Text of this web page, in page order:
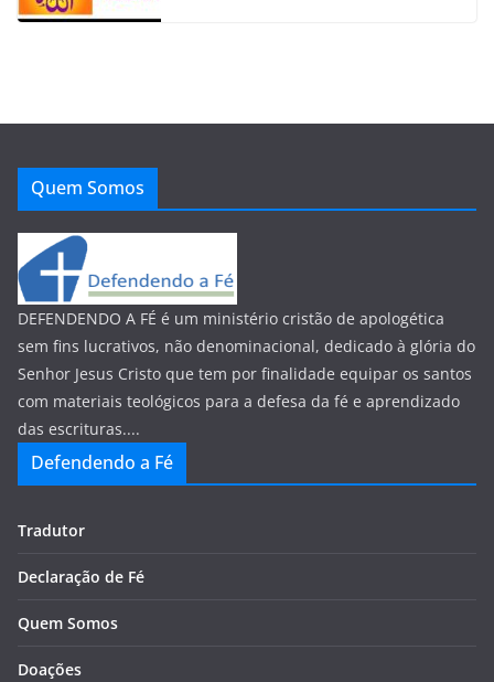
Quem Somos
DEFENDENDO A FÉ é um ministério cristão de apologética
sem fins lucrativos, não denominacional, dedicado à glória do
Senhor Jesus Cristo que tem por finalidade equipar os santos
com materiais teológicos para a defesa da fé e aprendizado
das escrituras....
Defendendo a Fé
Tradutor
Declaração de Fé
Quem Somos
Doações